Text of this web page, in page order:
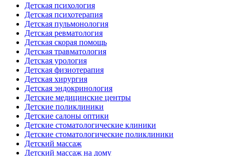
Детская психология
Детская психотерапия
Детская пульмонология
Детская ревматология
Детская скорая помощь
Детская травматология
Детская урология
Детская физиотерапия
Детская хирургия
Детская эндокринология
Детские медицинские центры
Детские поликлиники
Детские салоны оптики
Детские стоматологические клиники
Детские стоматологические поликлиники
Детский массаж
Детский массаж на дому